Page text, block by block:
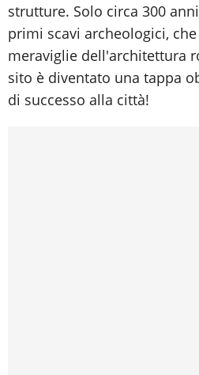
strutture. Solo circa 300
primi scavi archeologici,
meraviglie dell'architettura
sito è diventato una tappa
di successo alla città!